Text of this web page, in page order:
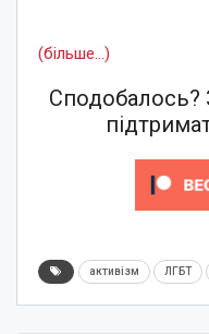
(більше…)
Сподобалось?
активізм ЛГБТ